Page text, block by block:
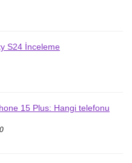
S24 İnceleme
15 Plus: Hangi telefonu
0